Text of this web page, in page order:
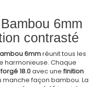
6mm
contrasté
6mmréunit tous les
harmonieuse. Chaque
18.0avec une finition
manche façon bambou. La